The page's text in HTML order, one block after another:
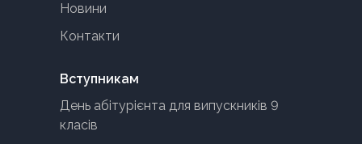
Новини
Контакти
Вступникам
День абітурієнта для випускників 9
класів